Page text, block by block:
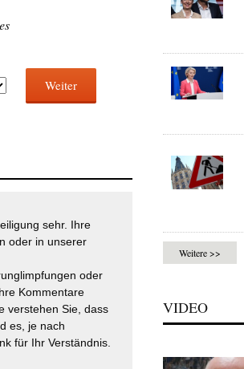
Weiter
sehr. Ihre
oder in unserer
oder
Kommentare
verstehen Sie, dass
es, je nach
für Ihr Verständnis.
Weitere >>
VIDEO